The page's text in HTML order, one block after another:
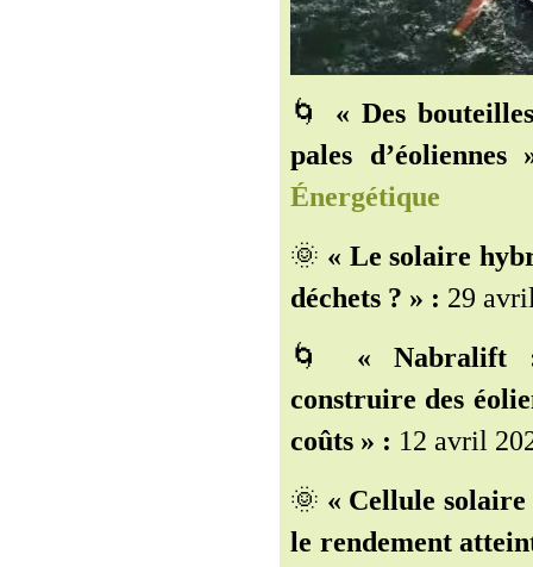
🌀 « Des
pales d’éoliennes
Énergétique
🌞 « Le solaire
déchets ? » : 29
🌀 « Nabralift
construire des
coûts » : 12 avril
🌞 « Cellule
le rendement